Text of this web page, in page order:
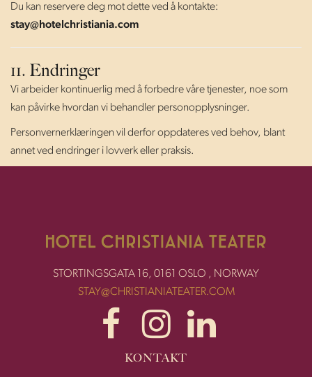
Du kan reservere deg mot dette ved å kontakte:
stay@hotelchristiania.com
11. Endringer
Vi arbeider kontinuerlig med å forbedre våre tjenester, noe som
kan påvirke hvordan vi behandler personopplysninger.
Personvernerklæringen vil derfor oppdateres ved behov, blant
annet ved endringer i lovverk eller praksis.
STORTINGSGATA 16, 0161 OSLO , NORWAY
STAY@CHRISTIANIATEATER.COM
KONTAKT